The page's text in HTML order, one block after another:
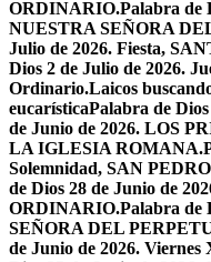
ORDINARIO.Palabra de
NUESTRA SEÑORA
Julio de 2026. Fiesta,
Dios 2 de Julio de 2026.
Ordinario.Laicos
eucarísticaPalabra de
de Junio de 2026. LOS
LA IGLESIA ROMANA.
Solemnidad, SAN
de Dios 28 de Junio de
ORDINARIO.Palabra de
SEÑORA DEL
de Junio de 2026.